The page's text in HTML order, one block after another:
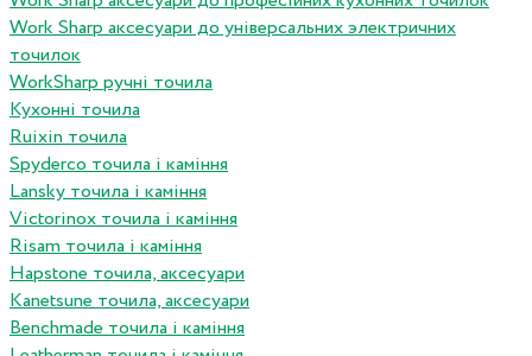
Work Sharp аксесуари до унiверсальних электричних
точилок
WorkSharp ручні точила
Кухонні точила
Ruixin точила
Spyderco точила і каміння
Lansky точила і каміння
Victorinox точила і каміння
Risam точила і каміння
Hapstone точила, аксесуари
Kanetsune точила, аксесуари
Benchmade точила і каміння